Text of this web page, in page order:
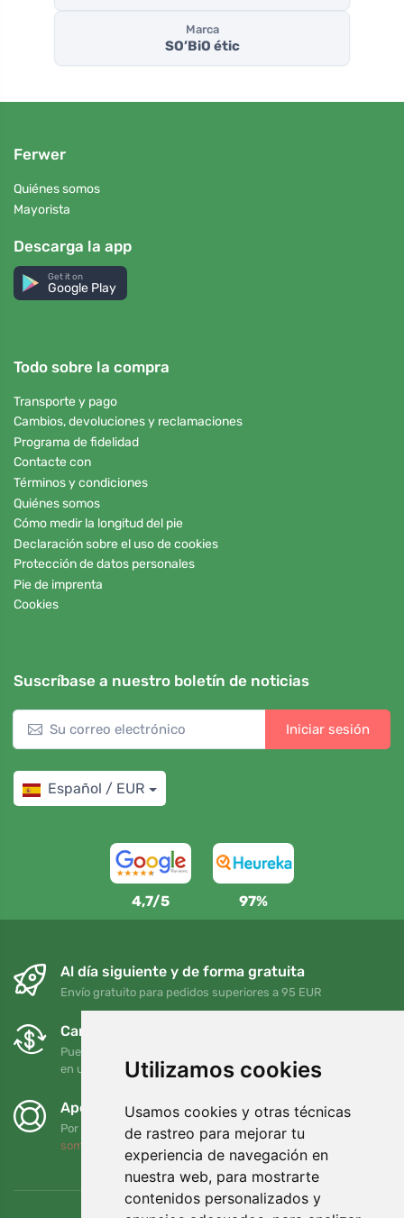
Utilizamos cookies
Usamos cookies y otras técnicas
de rastreo para mejorar tu
experiencia de navegación en
nuestra web, para mostrarte
contenidos personalizados y
Marca
SO’BiO étic
Ferwer
Quiénes somos
Mayorista
Descarga la app
Get it on
Google Play
Todo sobre la compra
Transporte y pago
Cambios, devoluciones y reclamaciones
Programa de fidelidad
Contacte con
Términos y condiciones
Quiénes somos
Cómo medir la longitud del pie
Declaración sobre el uso de cookies
Protección de datos personales
Pie de imprenta
Cookies
Suscríbase a nuestro boletín de noticias
Iniciar sesión
Español / EUR
4,7/5 97%
Al día siguiente y de forma gratuita
Envío gratuito para pedidos superiores a 95 EUR
Cambios y devoluciones gratuitos
Puede devolver o cambiar su pedido en cualquier momento
en un plazo de 90 días
Apoyamos a Trees.org
Por cada pedido plantamos un árbol. Leer más
somos